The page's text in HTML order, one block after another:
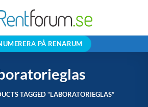
PÅ RENARUM
TAGGED “LABORATORIEGLAS”